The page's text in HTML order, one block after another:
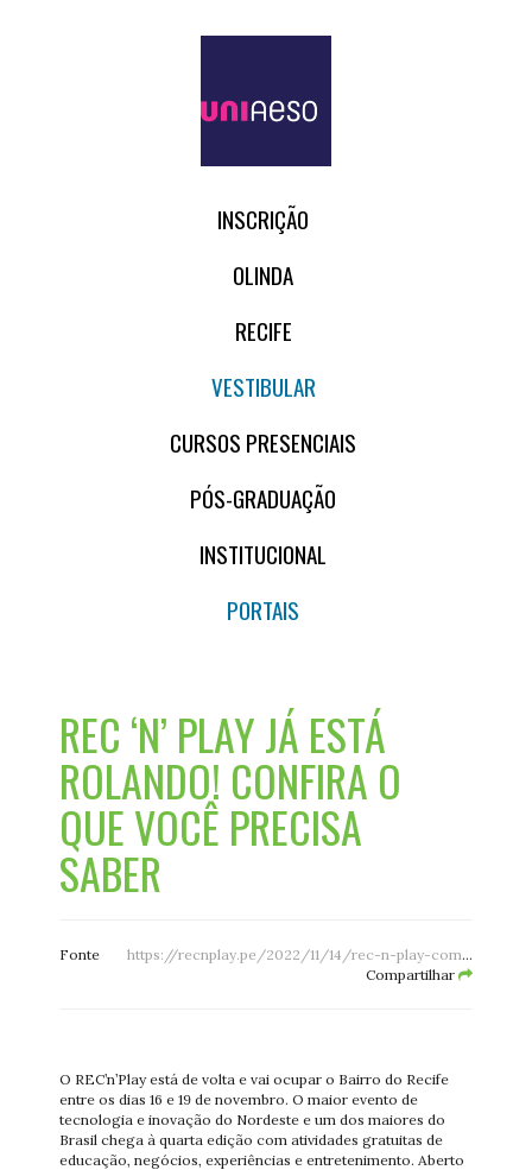
INSCRIÇÃO
OLINDA
RECIFE
VESTIBULAR
CURSOS PRESENCIAIS
PÓS-GRADUAÇÃO
INSTITUCIONAL
PORTAIS
REC ‘N’ PLAY JÁ ESTÁ
ROLANDO! CONFIRA O
QUE VOCÊ PRECISA
SABER
Fonte
https://recnplay.pe/2022/11/14/rec-n-play-comeca-nesta-quarta-feira-confira-o-que-voce-precisa-saber/
Compartilhar
O REC’n’Play está de volta e vai ocupar o Bairro do Recife
entre os dias 16 e 19 de novembro. O maior evento de
tecnologia e inovação do Nordeste e um dos maiores do
Brasil chega à quarta edição com atividades gratuitas de
educação, negócios, experiências e entretenimento. Aberto